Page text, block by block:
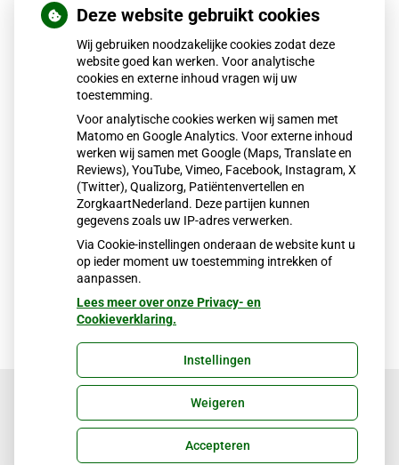
Geslacht*
Man
Vrouw
Anders
Volgende
Uw Zorg Online|Beheer
Privacy verklaring Cookie-instellingen Voorwaarden
Deze website gebruikt cookies
Wij gebruiken noodzakelijke cookies zodat deze
website goed kan werken. Voor analytische
cookies en externe inhoud vragen wij uw
toestemming.
Voor analytische cookies werken wij samen met
Matomo en Google Analytics. Voor externe inhoud
werken wij samen met Google (Maps, Translate en
Reviews), YouTube, Vimeo, Facebook, Instagram, X
(Twitter), Qualizorg, Patiëntenvertellen en
ZorgkaartNederland. Deze partijen kunnen
gegevens zoals uw IP-adres verwerken.
Via Cookie-instellingen onderaan de website kunt u
op ieder moment uw toestemming intrekken of
aanpassen.
Lees meer over onze Privacy- en
Cookieverklaring.
Instellingen
Weigeren
Accepteren